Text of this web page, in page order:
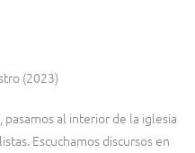
(2023)
al interior de la iglesia
Escuchamos discursos en